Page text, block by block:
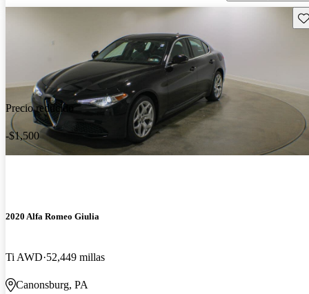
Precio reducido
-$1,500
2020 Alfa Romeo Giulia
Ti AWD 52,449 millas
Canonsburg, PA